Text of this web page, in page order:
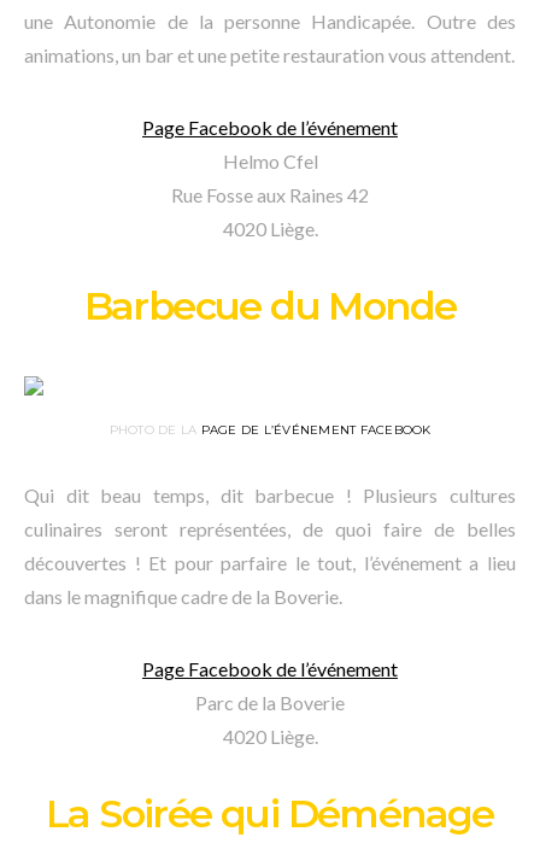
une Autonomie de la personne Handicapée. Outre des
animations, un bar et une petite restauration vous attendent.
Page Facebook de l’événement
Helmo Cfel
Rue Fosse aux Raines 42
4020 Liège.
Barbecue du Monde
PHOTO DE LA PAGE DE L’ÉVÉNEMENT FACEBOOK
Qui dit beau temps, dit barbecue ! Plusieurs cultures
culinaires seront représentées, de quoi faire de belles
découvertes ! Et pour parfaire le tout, l’événement a lieu
dans le magnifique cadre de la Boverie.
Page Facebook de l’événement
Parc de la Boverie
4020 Liège.
La Soirée qui Déménage